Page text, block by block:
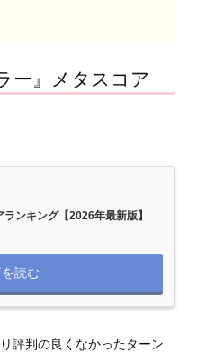
ー』メタスコア
ンキング【2026年最新版】
読む
評判の良くなかったターン